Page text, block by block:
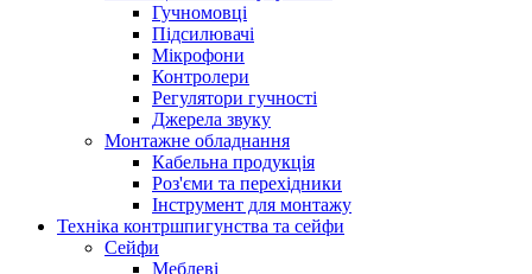
Гучномовці
Підсилювачі
Мікрофони
Контролери
Регулятори гучності
Джерела звуку
Монтажне обладнання
Кабельна продукція
Роз'єми та перехідники
Інструмент для монтажу
Техніка контршпигунства та сейфи
Сейфи
Меблеві